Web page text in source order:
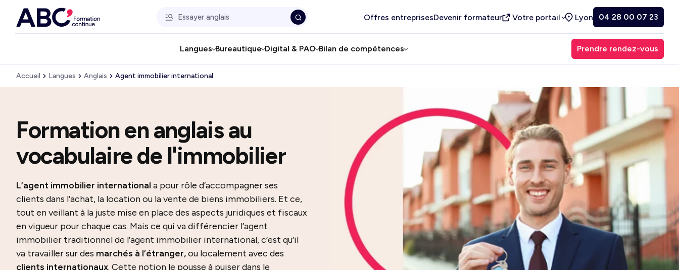
Offres entreprisesDevenir formateur Votre portail Lyon 04 28 00 07 23
Langues Bureautique Digital & PAO Bilan de compétences Prendre rendez-vous
Accueil Langues Anglais Agent immobilier international
Formation en anglais au
vocabulaire de l'immobilier
L’agent immobilier international a pour rôle d’accompagner ses
clients dans l’achat, la location ou la vente de biens immobiliers. Et ce,
tout en veillant à la juste mise en place des aspects juridiques et fiscaux
en vigueur pour chaque cas. Mais ce qui va différencier l’agent
immobilier traditionnel de l’agent immobilier international, c’est qu’il
va travailler sur des marchés à l’étranger,ou localement avec des
clients internationaux. Cette notion le pousse à puiser dans le